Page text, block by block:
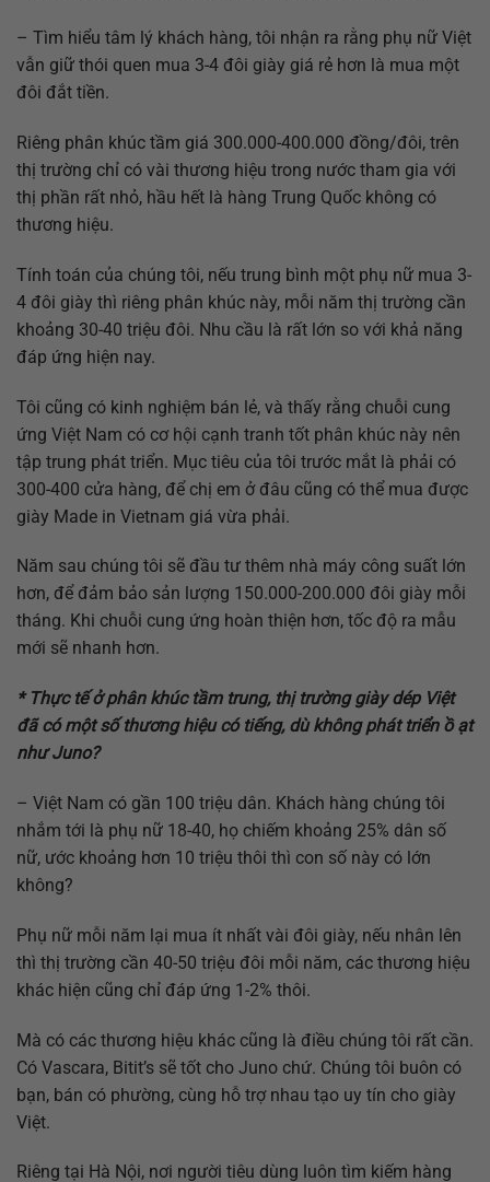
– Tìm hiểu tâm lý khách hàng, tôi nhận ra rằng phụ nữ Việt
vẫn giữ thói quen mua 3-4 đôi giày giá rẻ hơn là mua một
đôi đắt tiền.
Riêng phân khúc tầm giá 300.000-400.000 đồng/đôi, trên
thị trường chỉ có vài thương hiệu trong nước tham gia với
thị phần rất nhỏ, hầu hết là hàng Trung Quốc không có
thương hiệu.
Tính toán của chúng tôi, nếu trung bình một phụ nữ mua 3-
4 đôi giày thì riêng phân khúc này, mỗi năm thị trường cần
khoảng 30-40 triệu đôi. Nhu cầu là rất lớn so với khả năng
đáp ứng hiện nay.
Tôi cũng có kinh nghiệm bán lẻ, và thấy rằng chuỗi cung
ứng Việt Nam có cơ hội cạnh tranh tốt phân khúc này nên
tập trung phát triển. Mục tiêu của tôi trước mắt là phải có
300-400 cửa hàng, để chị em ở đâu cũng có thể mua được
giày Made in Vietnam giá vừa phải.
Năm sau chúng tôi sẽ đầu tư thêm nhà máy công suất lớn
hơn, để đảm bảo sản lượng 150.000-200.000 đôi giày mỗi
tháng. Khi chuỗi cung ứng hoàn thiện hơn, tốc độ ra mẫu
mới sẽ nhanh hơn.
* Thực tế ở phân khúc tầm trung, thị trường giày dép Việt
đã có một số thương hiệu có tiếng, dù không phát triển ồ ạt
như Juno?
– Việt Nam có gần 100 triệu dân. Khách hàng chúng tôi
nhắm tới là phụ nữ 18-40, họ chiếm khoảng 25% dân số
nữ, ước khoảng hơn 10 triệu thôi thì con số này có lớn
không?
Phụ nữ mỗi năm lại mua ít nhất vài đôi giày, nếu nhân lên
thì thị trường cần 40-50 triệu đôi mỗi năm, các thương hiệu
khác hiện cũng chỉ đáp ứng 1-2% thôi.
Mà có các thương hiệu khác cũng là điều chúng tôi rất cần.
Có Vascara, Bitit’s sẽ tốt cho Juno chứ. Chúng tôi buôn có
bạn, bán có phường, cùng hỗ trợ nhau tạo uy tín cho giày
Việt.
Riêng tại Hà Nội, nơi người tiêu dùng luôn tìm kiếm hàng